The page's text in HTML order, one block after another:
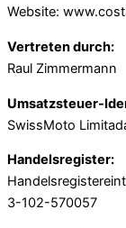
Website:
Vertreten durch:
Raul Zimmermann
Umsatzsteuer-
SwissMoto
Handelsregister:
3-102-570057